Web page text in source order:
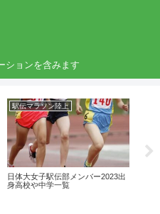
ションを含みます
駅伝マラソン陸上
日体大女子駅伝部メンバー2023出
身高校や中学一覧